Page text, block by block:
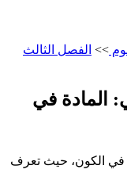
>> الفصل الثالث
المادة في
في الكون، حيث تعرف